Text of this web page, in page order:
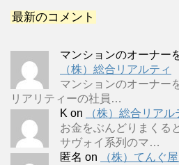
最新のコメント
マンションのオーナー
（株）総合リアルティ
マンションのオーナー
リアリティーの社員…
K on
（株）総合リアル
お金をぶんどりまくる
サヴォイ系列のマ…
匿名 on
（株）てんぐ